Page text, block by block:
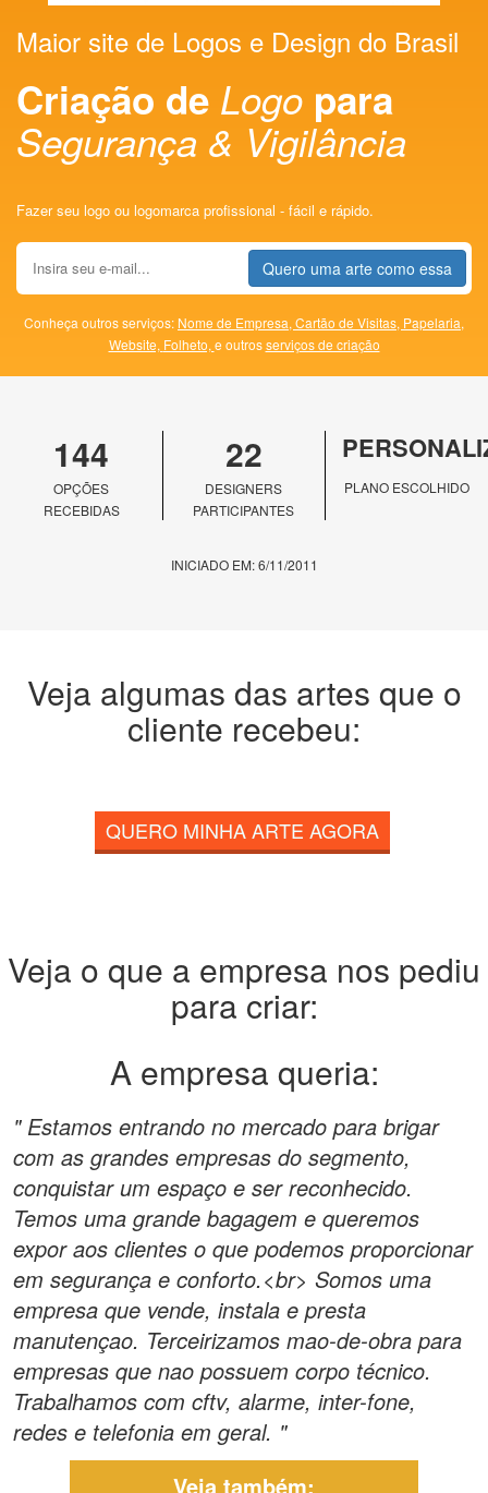
Maior site de Logos e Design do Brasil
Criação de Logo para
Segurança & Vigilância
Fazer seu logo ou logomarca profissional - fácil e rápido.
Quero uma arte como essa
Conheça outros serviços: Nome de Empresa, Cartão de Visitas, Papelaria,
Website, Folheto, e outrosserviços de criação
144
OPÇÕES
RECEBIDAS
22
DESIGNERS
PARTICIPANTES
PLANO ESCOLHIDO
INICIADO EM: 6/11/2011
Veja algumas das artes que o
cliente recebeu:
QUERO MINHA ARTE AGORA
Veja o que a empresa nos pediu
para criar:
A empresa queria:
" Estamos entrando no mercado para brigar
com as grandes empresas do segmento,
conquistar um espaço e ser reconhecido.
Temos uma grande bagagem e queremos
expor aos clientes o que podemos proporcionar
em segurança e conforto.<br> Somos uma
empresa que vende, instala e presta
manutençao. Terceirizamos mao-de-obra para
empresas que nao possuem corpo técnico.
Trabalhamos com cftv, alarme, inter-fone,
redes e telefonia em geral. "
Veja também: